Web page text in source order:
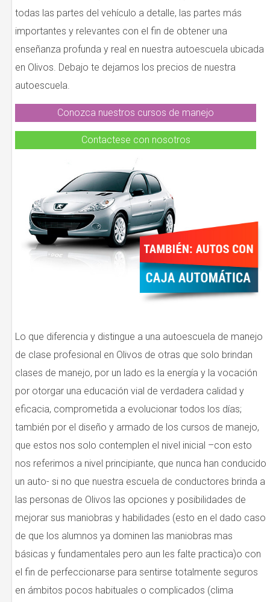
todas las partes del vehículo a detalle, las partes más
importantes y relevantes con el fin de obtener una
enseñanza profunda y real en nuestra autoescuela ubicada
en Olivos. Debajo te dejamos los precios de nuestra
autoescuela.
Conozca nuestros cursos de manejo
Contactese con nosotros
Lo que diferencia y distingue a una autoescuela de manejo
de clase profesional en Olivos de otras que solo brindan
clases de manejo, por un lado es la energía y la vocación
por otorgar una educación vial de verdadera calidad y
eficacia, comprometida a evolucionar todos los días;
también por el diseño y armado de los cursos de manejo,
que estos nos solo contemplen el nivel inicial –con esto
nos referimos a nivel principiante, que nunca han conducido
un auto- si no que nuestra escuela de conductores brinda a
las personas de Olivos las opciones y posibilidades de
mejorar sus maniobras y habilidades (esto en el dado caso
de que los alumnos ya dominen las maniobras mas
básicas y fundamentales pero aun les falte practica)o con
el fin de perfeccionarse para sentirse totalmente seguros
en ámbitos pocos habituales o complicados (clima